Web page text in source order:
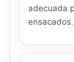
adecuada
ensacados.